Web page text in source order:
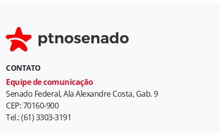
CONTATO
Equipe de comunicação
Senado Federal, Ala Alexandre Costa, Gab. 9
CEP: 70160-900
Tel.: (61) 3303-3191